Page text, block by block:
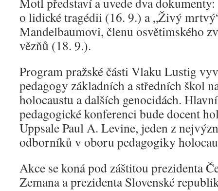
o lidické tragédii (16. 9.) a „Živý
Mandelbaumovi, členu osvětimského
vězňů (18. 9.).
Program pražské části Vlaku Lustig
pedagogy základních a středních škol
holocaustu a dalších genocidách.
pedagogické konferenci bude docent
Uppsale Paul A. Levine, jeden z
odborníků v oboru pedagogiky
Akce se koná pod záštitou prezidenta
Zemana a prezidenta Slovenské